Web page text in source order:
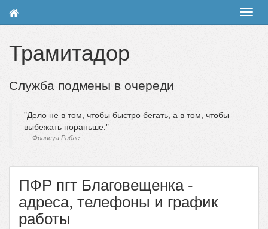
Трамитадор
Служба подмены в очереди
Дело не в том, чтобы быстро бегать, а в том, чтобы
выбежать пораньше.
Франсуа Рабле
ПФР пгт Благовещенка -
адреса, телефоны и график
работы